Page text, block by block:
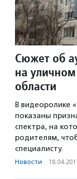
Сюжет об
на
области
В видеоролике
показаны
спектра, на
родителям,
специалисту.
Новости ·